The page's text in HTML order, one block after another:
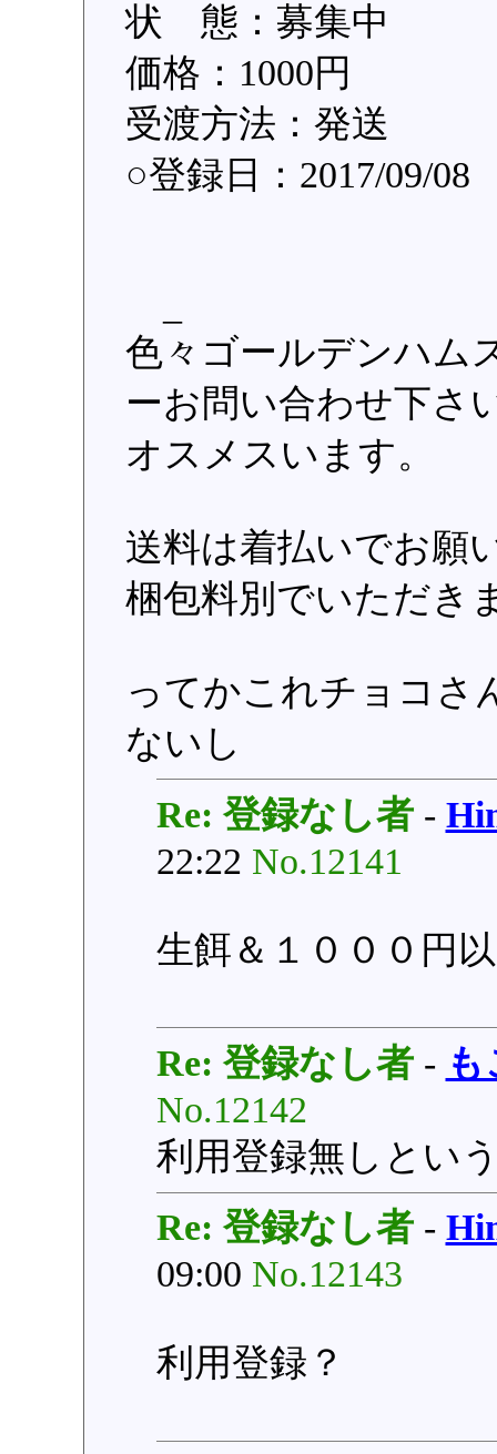
状 態：募集中
価格：1000円
受渡方法：発送
○登録日：2017/09/08
色々ゴールデンハム
ーお問い合わせ下さ
オスメスいます。
送料は着払いでお願
梱包料別でいただき
ってかこれチョコさ
ないし
Re: 登録なし者-
22:22 No.12141
生餌＆１０００円
Re: 登録なし者- も
No.12142
利用登録無しとい
Re: 登録なし者-
09:00 No.12143
利用登録？